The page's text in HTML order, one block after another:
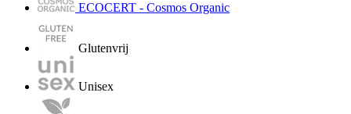
ECOCERT - Cosmos Organic
Glutenvrij
Unisex